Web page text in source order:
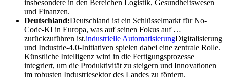
insbesondere in den Bereichen Logistik, Gesundheitswesen
und Finanzen.
Deutschland:Deutschland ist ein Schlüsselmarkt für No-
Code-KI in Europa, was auf seinen Fokus auf …
zurückzuführen ist.industrielle AutomatisierungDigitalisierung
und Industrie-4.0-Initiativen spielen dabei eine zentrale Rolle.
Künstliche Intelligenz wird in die Fertigungsprozesse
integriert, um die Produktivität zu steigern und Innovationen
im robusten Industriesektor des Landes zu fördern.